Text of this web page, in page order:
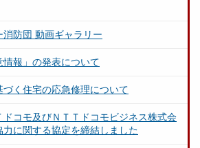
消防団 動画ギャラリー
情報」の発表について
づく住宅の応急修理について
ドコモ及びＮＴＴドコモビジネス株式会
力に関する協定を締結しました